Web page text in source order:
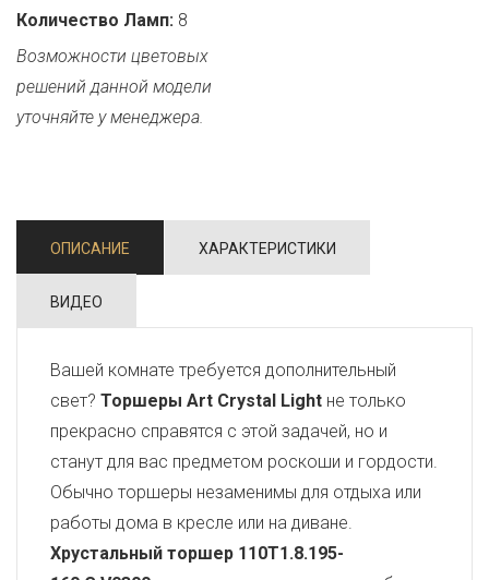
Количество Ламп: 8
Возможности цветовых
решений данной модели
уточняйте у менеджера.
ОПИСАНИЕ ХАРАКТЕРИСТИКИ
ВИДЕО
Вашей комнате требуется дополнительный
свет? Торшеры Art Crystal Light не только
прекрасно справятся с этой задачей, но и
станут для вас предметом роскоши и гордости.
Обычно торшеры незаменимы для отдыха или
работы дома в кресле или на диване.
Хрустальный торшер 110T1.8.195-